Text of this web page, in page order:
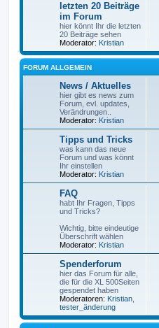
letzten 20 Beiträge
im Forum
hier könnt Ihr die letzten
20 Beiträge sehen
Moderator: Kristian
FORUM ALLGEMEIN
News / Aktuelles
hier gibt es news zum
Forum, evl. updates,
Verändrungen..
Moderator: Kristian
Tipps und Tricks
was kann das neue
Forum und was könnt
Ihr einstellen
Moderator: Kristian
FAQ
habt Ihr Fragen, Tipps
und Tricks?
Wichtig, bitte eindeutige
Überschrift wählen
Moderator: Kristian
Spenderforum
hier das Forum für alle,
die für die XL 500Seiten
gespendet haben
Moderatoren: Kristian
tester_änderung